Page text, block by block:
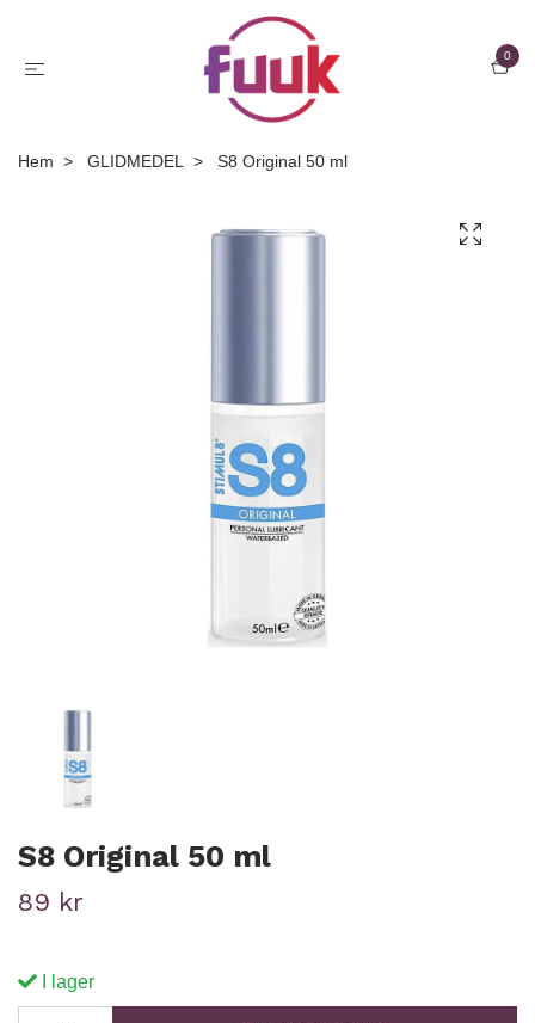
0
Hem GLIDMEDEL S8 Original 50 ml
S8 Original 50 ml
89 kr
I lager